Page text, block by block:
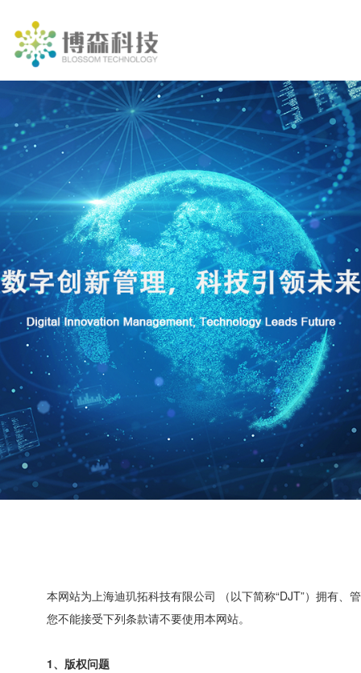
本网站为上海迪玑拓科技有限公司 （以下简称“DJT”）拥有
您不能接受下列条款请不要使用本网站。
1、版权问题